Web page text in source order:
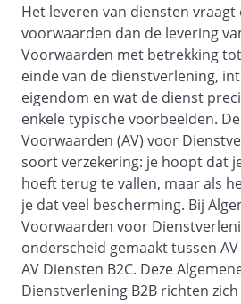
Blijft opdrachtgever in
dienstverlener tot
overgaan. De kosten met
tot die invordering
rekening van de
Wanneer opdracht­gever
is hij naast de hoofdsom
wettelijke (handels)rente,
buitengerechtelijke
overige schade
dienstverlener. De
worden berekend aan de
Besluit vergoeding voor
buitengerechtelijke
Het leveren van diensten
voorwaarden dan de levering
Voorwaarden met betrekking
einde van de dienstverlening,
eigendom en wat de dienst
enkele typische voorbeelden.
Voorwaarden (AV) voor
soort verzekering: je hoopt dat
hoeft terug te vallen, maar als
je dat veel bescherming. Bij
Voorwaarden voor
onderscheid gemaakt tussen
AV Diensten B2C. Deze
Dienstverlening B2B richten